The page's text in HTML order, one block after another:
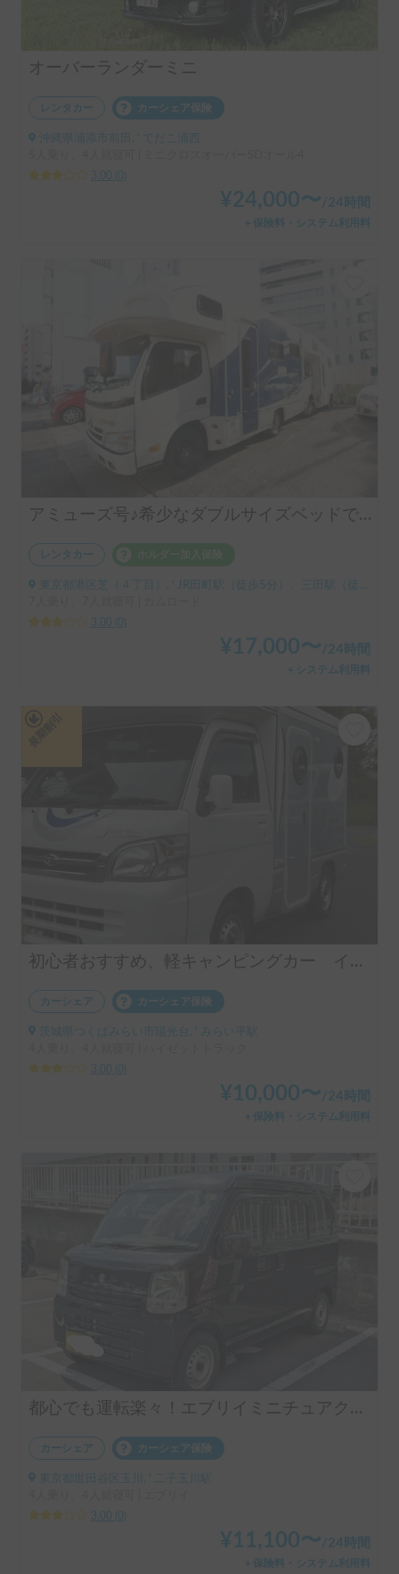
オーバーランダーミニ
レンタカー カーシェア保険
沖縄県浦添市前田, ' てだこ浦西
3.00
¥24,000〜/24時間
＋保険料・システム利用料
アミューズ号♪希少なダブルサイズベッドでゆったり広々♪
レンタカー
東京都港区芝（４丁目）, ' JR田町駅（徒歩5分）、三田駅（徒歩2分）、赤羽橋駅（徒歩15分）、品川駅（徒歩20分）
3.00
¥ 17,000〜/24時間
＋システム利用料
初心者おすすめ、軽キャンピングカー インディ727
カーシェア カーシェア保険
茨城県つくばみらい市陽光台, ' みらい平駅
3.00
¥ 10,000〜 /24時間
＋保険料・システム利用料
都心でも運転楽々！エブリイミニチュアクルーズで手軽なバンライフ体験を！
カーシェア カーシェア保険
東京都世田谷区玉川, ' 二子玉川駅
3.00
¥ 11,100〜 /24時間
＋保険料・システム利用料